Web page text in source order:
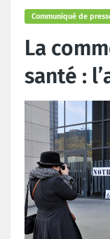
Communiqué de
La
santé :